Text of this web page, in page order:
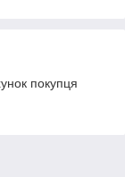
покупця